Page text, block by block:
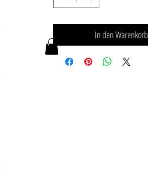
In den Warenkorb